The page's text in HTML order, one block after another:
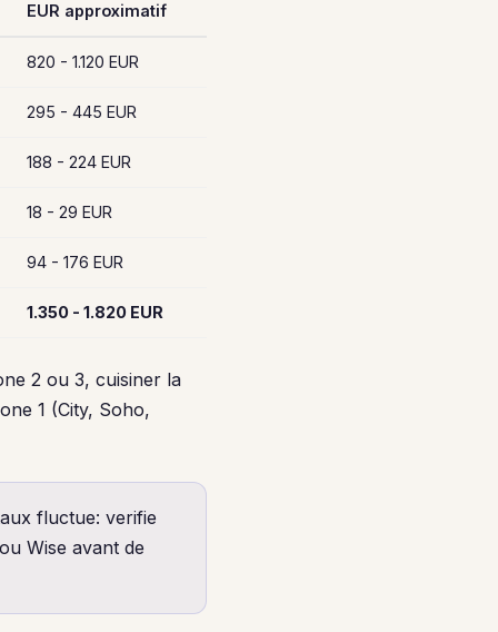
EUR approximatif
820 - 1.120 EUR
295 - 445 EUR
188 - 224 EUR
18 - 29 EUR
94 - 176 EUR
1.350 - 1.820 EUR
2 ou 3, cuisiner la
1 (City, Soho,
fluctue: verifie
Wise avant de